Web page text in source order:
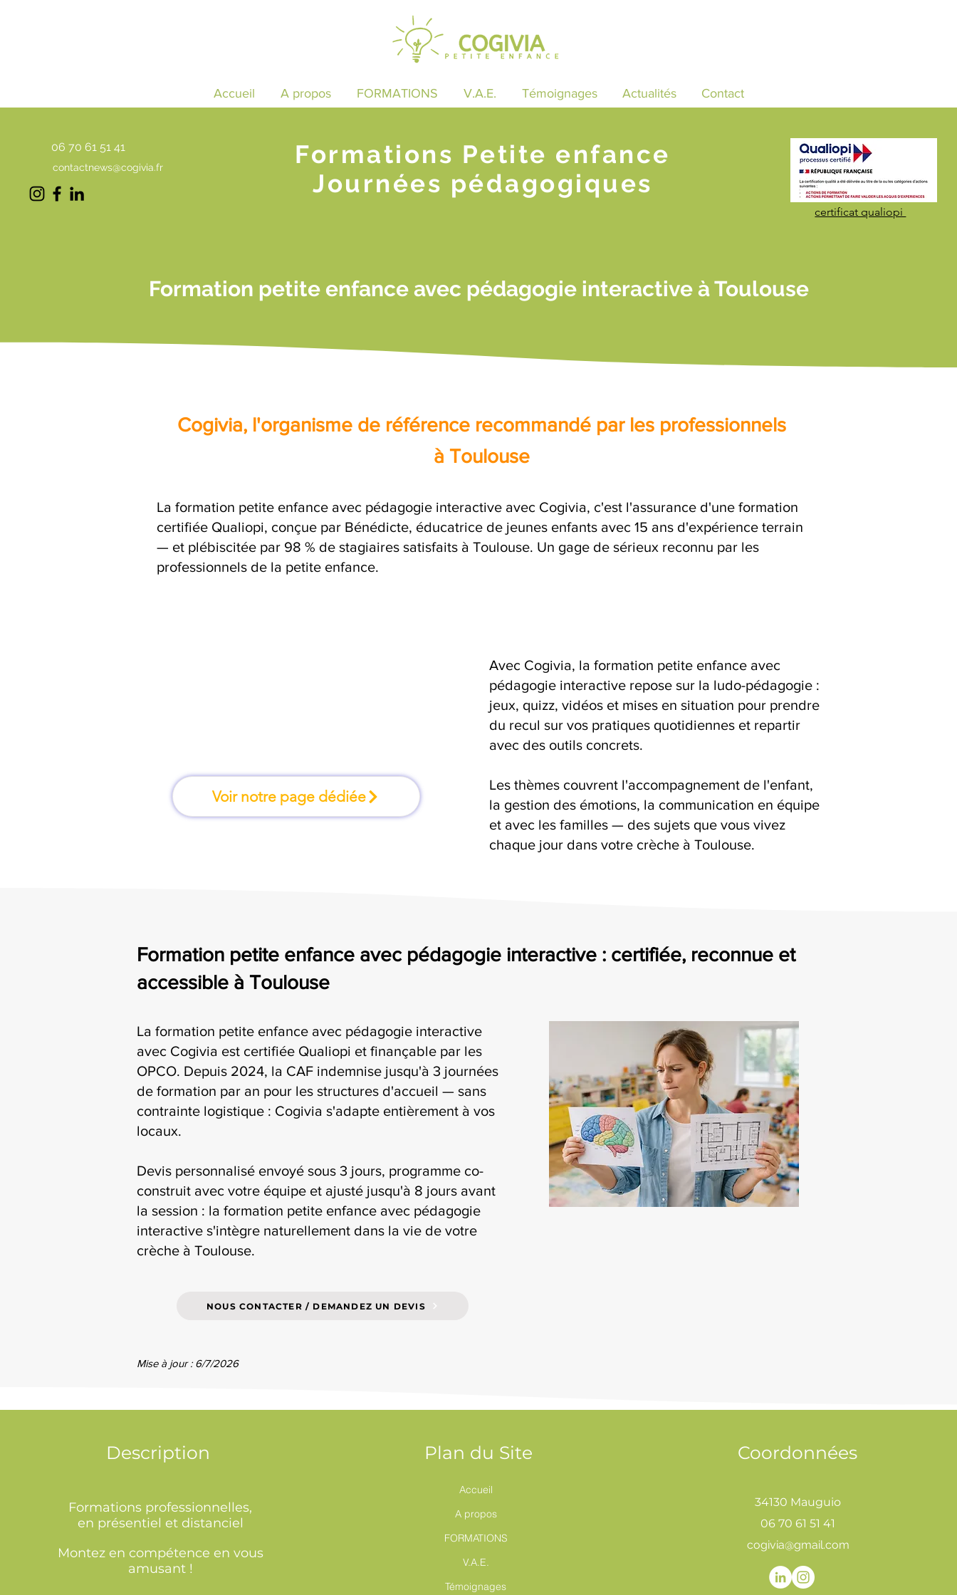
Accueil A propos FORMATIONS V.A.E. Témoignages Actualités Contact
06 70 61 51 41
contactnews@cogivia.fr
Formations Petite enfance
Journées pédagogiques
certificat qualiopi
Formation petite enfance avec pédagogie interactive à Toulouse
Cogivia, l'organisme de référence recommandé par les professionnels
à Toulouse
La formation petite enfance avec pédagogie interactive avec Cogivia, c'est l'assurance d'une formation
certifiée Qualiopi, conçue par Bénédicte, éducatrice de jeunes enfants avec 15 ans d'expérience terrain
— et plébiscitée par 98 % de stagiaires satisfaits à Toulouse. Un gage de sérieux reconnu par les
professionnels de la petite enfance.
Voir notre page dédiée
Avec Cogivia, la formation petite enfance avec
pédagogie interactive repose sur la ludo-pédagogie :
jeux, quizz, vidéos et mises en situation pour prendre
du recul sur vos pratiques quotidiennes et repartir
avec des outils concrets.
Les thèmes couvrent l'accompagnement de l'enfant,
la gestion des émotions, la communication en équipe
et avec les familles — des sujets que vous vivez
chaque jour dans votre crèche à Toulouse.
Formation petite enfance avec pédagogie interactive : certifiée, reconnue et
accessible à Toulouse
La formation petite enfance avec pédagogie interactive
avec Cogivia est certifiée Qualiopi et finançable par les
OPCO. Depuis 2024, la CAF indemnise jusqu'à 3 journées
de formation par an pour les structures d'accueil — sans
contrainte logistique : Cogivia s'adapte entièrement à vos
locaux.
Devis personnalisé envoyé sous 3 jours, programme co-
construit avec votre équipe et ajusté jusqu'à 8 jours avant
la session : la formation petite enfance avec pédagogie
interactive s'intègre naturellement dans la vie de votre
crèche à Toulouse.
NOUS CONTACTER / DEMANDEZ UN DEVIS
Mise à jour : 6/7/2026
Description
Formations professionnelles,
en présentiel et distanciel
Montez en compétence en vous
amusant !
Plan du Site
Accueil
A propos
FORMATIONS
V.A.E.
Témoignages
Coordonnées
34130 Mauguio
06 70 61 51 41
cogivia@gmail.com